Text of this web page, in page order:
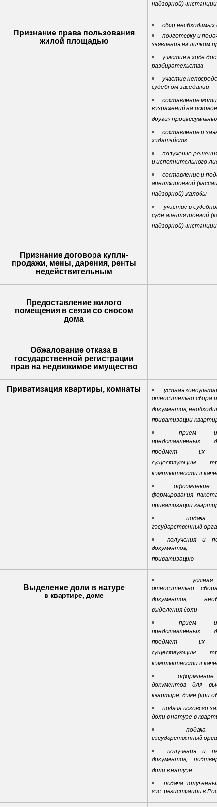
надзорной) инстанции
Признание права пользования
жилой площадью
сбор необходимых
подготовку и
заявления на личном
участие в ходе
разбирательства
участие
судебном заседании
составление
возражений на
других
составление и
ходатайств
получение
и исполнительного
составление и
апелляционной
надзорной) жалобы
участие в
суде апелляционной
надзорной) инстанции
Признание договора купли-
продажи, мены, дарения, ренты
недействительным
Предоставление жилого
помещения в связи со сносом
дома
Обжалование отказа в
государственной регистрации
прав на недвижимое имущество
Приватизация квартиры, комнаты устная
относительно сбора
документов,
приватизации
прием и
представленных
предмет их
существующим
комплектности и
формирования
приватизации
подача
государственный
получения и
документов,
приватизацию
Выделение доли в натуре
в квартире, доме
устная
относительно
документов,
выделения доли
прием и
представленных
предмет их
существующим
комплектности и
документов для
квартире, доме (при
подача искового
доли в натуре в
подача
государственный
получения и
документов,
доли в натуре
подача
гос. регистрации в